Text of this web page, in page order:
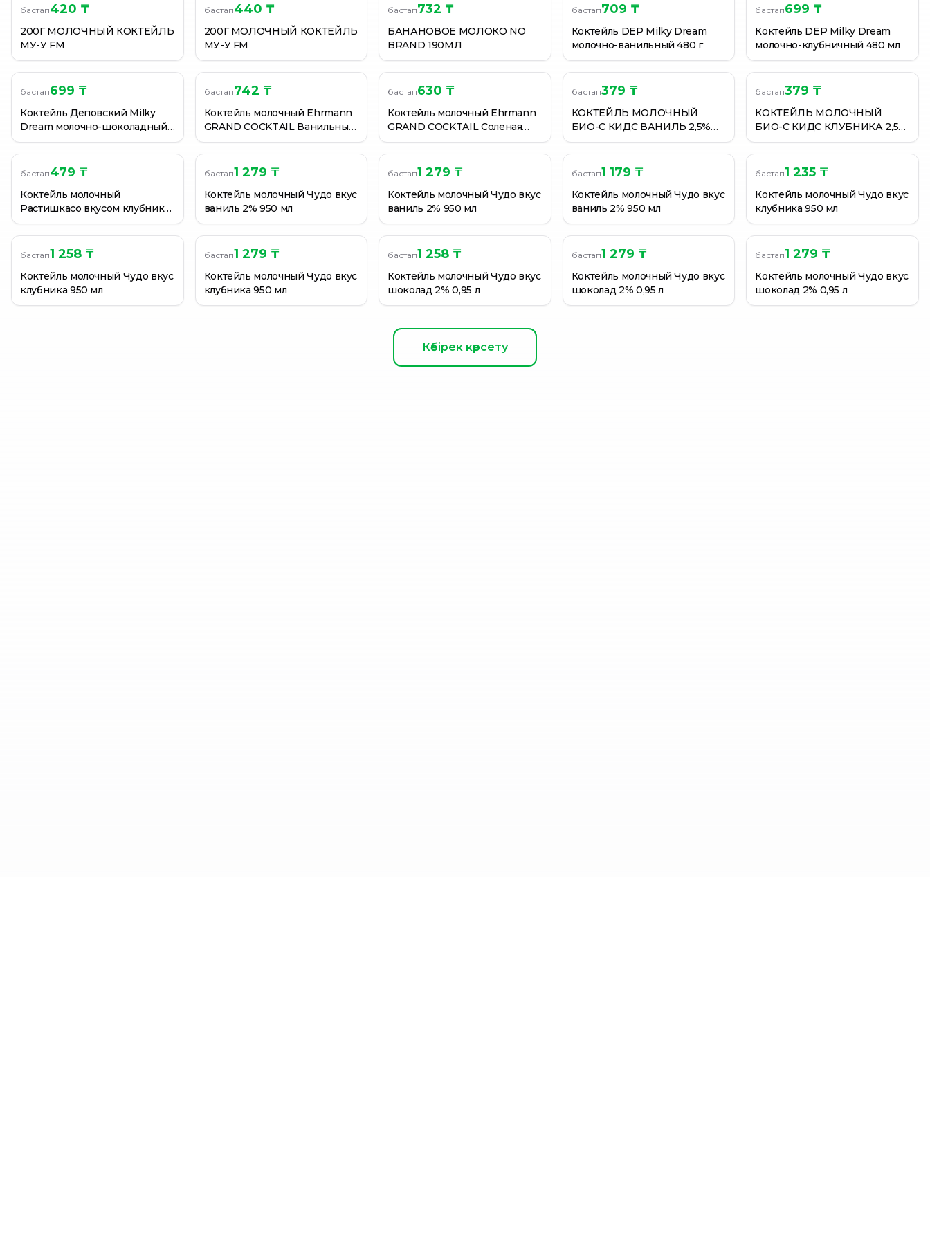
бастап420 ₸
200Г МОЛОЧНЫЙ КОКТЕЙЛЬ
МУ-У FM
бастап440 ₸
200Г МОЛОЧНЫЙ КОКТЕЙЛЬ
МУ-У FM
бастап732 ₸
БАНАНОВОЕ МОЛОКО NO
BRAND 190МЛ
бастап709 ₸
Коктейль DEP Milky Dream
молочно-ванильный 480 г
бастап699 ₸
Коктейль DEP Milky Dream
молочно-клубничный 480 мл
бастап699 ₸
Коктейль Деповский Milky
Dream молочно-шоколадный
1,8% 500 г
бастап742 ₸
Коктейль молочный Ehrmann
GRAND COCKTAIL Ванильный
пломбир 260Г
бастап630 ₸
Коктейль молочный Ehrmann
GRAND COCKTAIL Соленая
карамель 260Г
бастап379 ₸
КОКТЕЙЛЬ МОЛОЧНЫЙ
БИО-C КИДС ВАНИЛЬ 2,5%
0,2Л
бастап379 ₸
КОКТЕЙЛЬ МОЛОЧНЫЙ
БИО-C КИДС КЛУБНИКА 2,5%
0,2Л
бастап479 ₸
Коктейль молочный
Растишкасо вкусом клубники
210 г
бастап1 279 ₸
Коктейль молочный Чудо вкус
ваниль 2% 950 мл
бастап1 279 ₸
Коктейль молочный Чудо вкус
ваниль 2% 950 мл
бастап1 179 ₸
Коктейль молочный Чудо вкус
ваниль 2% 950 мл
бастап1 235 ₸
Коктейль молочный Чудо вкус
клубника 950 мл
бастап1 258 ₸
Коктейль молочный Чудо вкус
клубника 950 мл
бастап1 279 ₸
Коктейль молочный Чудо вкус
клубника 950 мл
бастап1 258 ₸
Коктейль молочный Чудо вкус
шоколад 2% 0,95 л
бастап1 279 ₸
Коктейль молочный Чудо вкус
шоколад 2% 0,95 л
бастап1 279 ₸
Коктейль молочный Чудо вкус
шоколад 2% 0,95 л
Көбірек көрсету
Коктейль молочный Чудо вкус шоколад 2% 0,95 л
Коктейль молочный Чудо вкус шоколад 2% 0,95 л
Коктейль молочный Чудо вкус шоколад 2% 0,95 л